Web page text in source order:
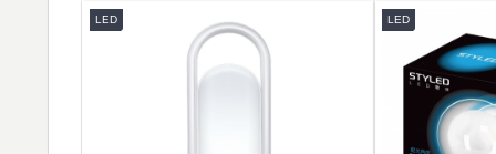
年前の時点で、外装が加...
LED LED